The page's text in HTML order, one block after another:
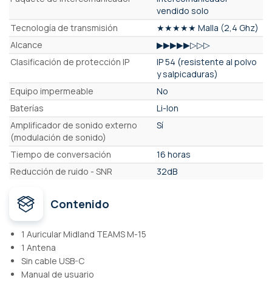
vendido solo
Tecnología de transmisión
★★★★★ Malla (2,4 Ghz)
Alcance
▶▶▶▶▶▷▷▷
Clasificación de protección IP
IP 54 (resistente al polvo
y salpicaduras)
Equipo impermeable
No
Baterías
Li-Ion
Amplificador de sonido externo
(modulación de sonido)
Sí
Tiempo de conversación
16 horas
Reducción de ruido - SNR
32dB
Contenido
1 Auricular Midland TEAMS M-15
1 Antena
Sin cable USB-C
Manual de usuario